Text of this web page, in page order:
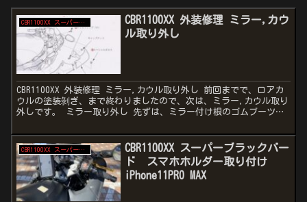
CBR1100XX スーパーブラックバード
CBR1100XX 外装修理 ミラー,カウ
ル取り外し
CBR1100XX 外装修理 ミラー,カウル取り外し 前回までで、ロアカ
ウルの塗装剝ぎ、まで終わりましたので、次は、ミラー,カウル取り
外しです。 ミラー取り外し 先ずは、ミラー付け根のゴムブーツを
CBR1100XX スーパーブラックバード
CBR1100XX スーパーブラックバー
ド スマホホルダー取り付け
iPhone11PRO MAX